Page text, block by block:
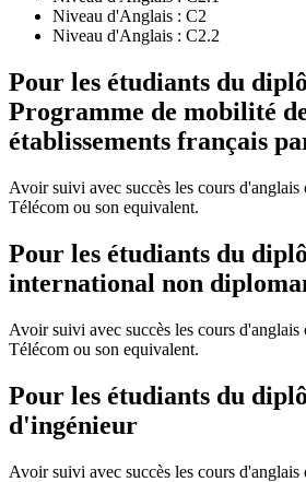
Niveau d'Anglais : C2
Niveau d'Anglais : C2.2
Pour les étudiants du
Programme de mobilité
établissements français
Avoir suivi avec succès les cours d'anglais
Télécom ou son equivalent.
Pour les étudiants du
international non
Avoir suivi avec succès les cours d'anglais
Télécom ou son equivalent.
Pour les étudiants du
d'ingénieur
Avoir suivi avec succès les cours d'anglais